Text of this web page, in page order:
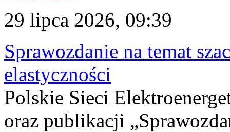
29 lipca 2026, 09:39
Sprawozdanie na temat
elastyczności
Polskie Sieci
oraz publikacji